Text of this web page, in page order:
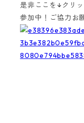
是非ここを↓クリ
参加中！ご協力お